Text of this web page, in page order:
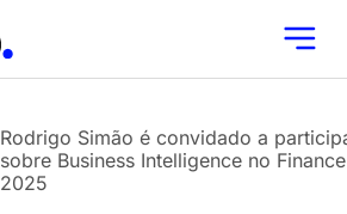
Rodrigo Simão é convidado a
sobre Business Intelligence no
2025